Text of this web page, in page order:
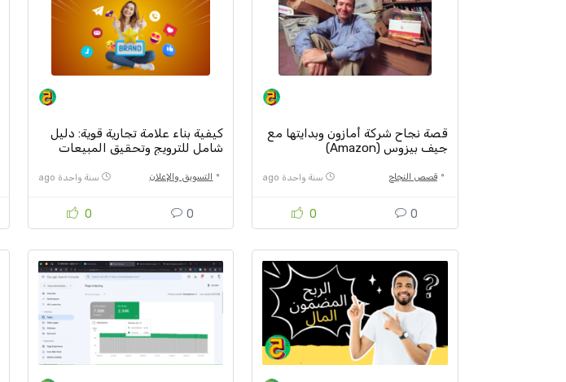
قصة نجاح شركة أمازون وبدايتها مع
جيف بيزوس (Amazon)
قصص النجاح سنة واحدة ago
0 0
كيفية بناء علامة تجارية قوية: دليل
شامل للترويج وتحقيق المبيعات
التسويق والإعلان سنة واحدة ago
0 0